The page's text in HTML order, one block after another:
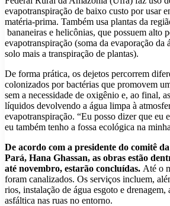
evapotranspiração de baixo custo por usar
matéria-prima. Também usa plantas da
bananeiras e helicônias, que possuem alto
evapotranspiração (soma da evaporação da
solo mais a transpiração de plantas).
De forma prática, os dejetos percorrem
colonizados por bactérias que promovem
sem a necessidade de oxigênio e, ao final,
líquidos devolvendo a água limpa à
evapotranspiração. “Eu posso dizer que eu
eu também tenho a fossa ecológica na
De acordo com a presidente do comitê
Pará, Hana Ghassan, as obras estão
até novembro, estarão concluídas. Até o
foram canalizados. Os serviços incluem,
rios, instalação de água esgoto e drenagem,
asfáltica nas ruas no entorno.